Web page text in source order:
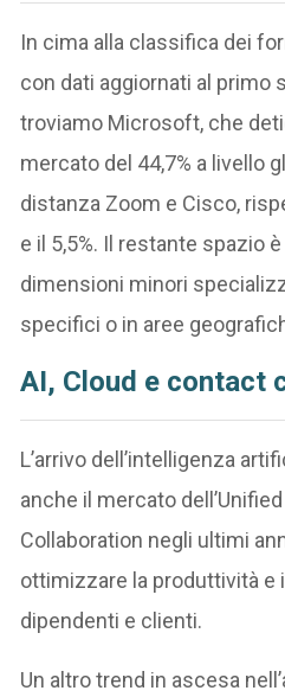
In cima alla classifica dei
con dati aggiornati al primo
troviamo Microsoft, che
mercato del 44,7% a livello
distanza Zoom e Cisco,
e il 5,5%. Il restante spazio
dimensioni minori
specifici o in aree
AI, Cloud e contact
L’arrivo dell’intelligenza
anche il mercato
Collaboration negli ultimi
ottimizzare la produttività e
dipendenti e clienti.
Un altro trend in ascesa